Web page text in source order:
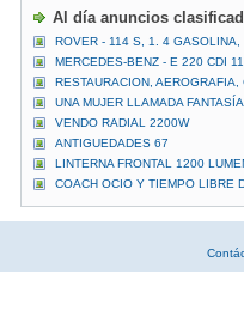
Al día anuncios
ROVER - 114 S, 1. 4 GASOLINA,
MERCEDES-BENZ - E 220 CDI 11
RESTAURACION,
UNA MUJER LLAMADA
VENDO RADIAL 2200W
ANTIGUEDADES 67
LINTERNA FRONTAL 1200
COACH OCIO Y TIEMPO LIBRE